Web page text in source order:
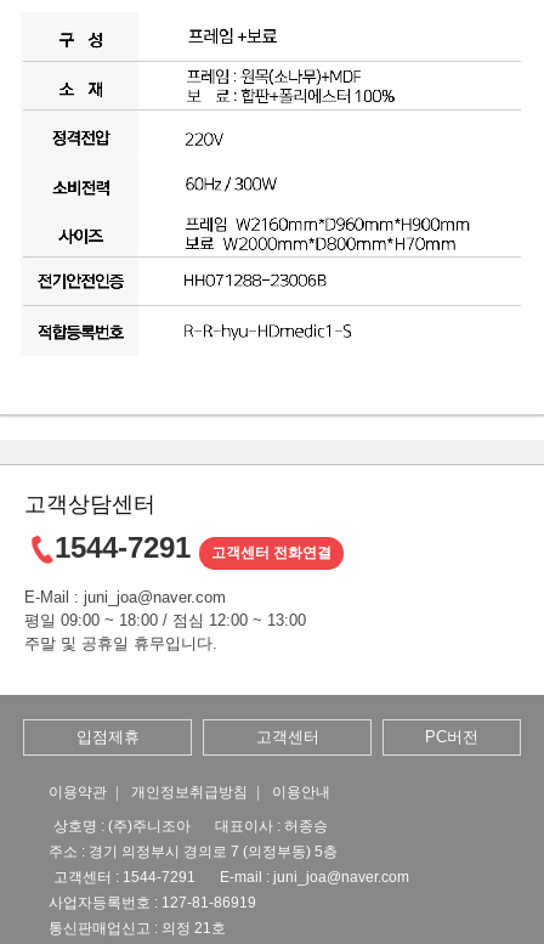
고객상담센터
1544-7291 고객센터 전화연결
E-Mail : juni_joa@naver.com
평일 09:00 ~ 18:00 / 점심 12:00 ~ 13:00
주말 및 공휴일 휴무입니다.
입점제휴 고객센터 PC버전
이용약관 개인정보취급방침
이용안내
상호명 : (주)주니조아
대표이사 : 허종승
주소 : 경기 의정부시 경의로 7 (의정부동) 5층
고객센터 : 1544-7291
E-mail : juni_joa@naver.com
사업자등록번호 : 127-81-86919
통신판매업신고 : 의정 21호